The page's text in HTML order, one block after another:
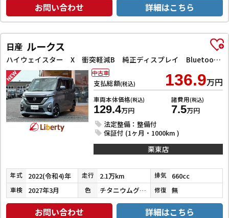
お問い合わせ 詳細はこちら
日産 ルークス
ハイウェイスター X 衝突軽減B 純正ディスプレイ Bluetooth対応 アラウンドビューモニター ETC 両側自動ドア LEDヘッドライト フォグライト スマートキー プッシュスタート アイドリングストップ オートエア
支払総額(税込) 136.9万円
車両本体価格(税込)
129.4万円
諸費用(税込)
7.5万円
法定整備：整備付
保証付 (1ヶ月・1000km )
中古車
栗東店
年式 2022(令和4)年 走行 2.1万km 排気 660cc
車検 2027年3月 色 チタニウムグレーメタリック 修復 無
お問い合わせ 詳細はこちら